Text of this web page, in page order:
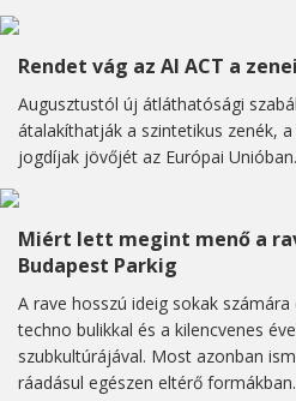
Rendet vág az AI ACT a
Augusztustól új átláthatósági
átalakíthatják a szintetikus zenék,
jogdíjak jövőjét az Európai Unióban.
Miért lett megint menő a
Budapest Parkig
A rave hosszú ideig sokak
techno bulikkal és a kilencvenes
szubkultúrájával. Most azonban
ráadásul egészen eltérő